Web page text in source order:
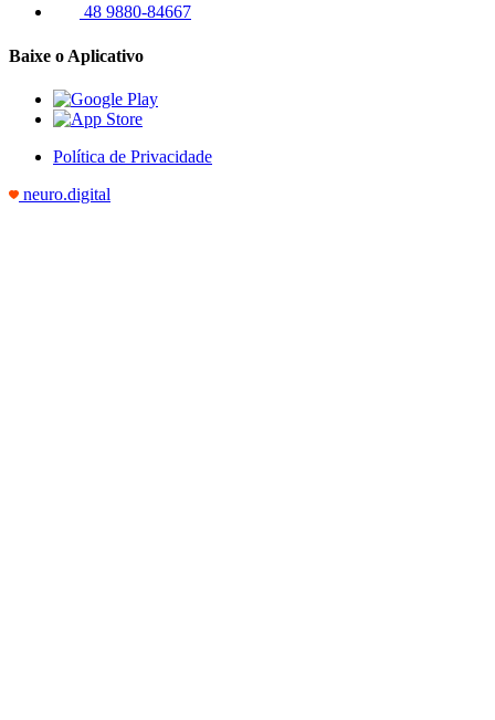
48 9880-84667
Baixe o Aplicativo
Política de Privacidade
neuro.digital